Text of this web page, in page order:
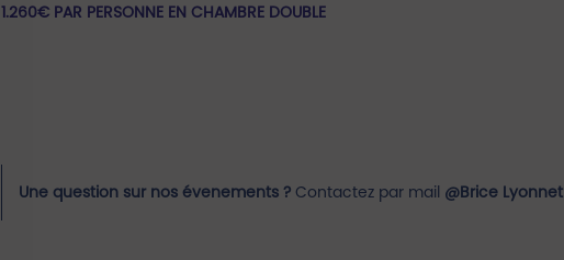
1.260€ PAR PERSONNE EN CHAMBRE DOUBLE
Une question sur nos évenements ? Contactez par mail @Brice Lyonnet